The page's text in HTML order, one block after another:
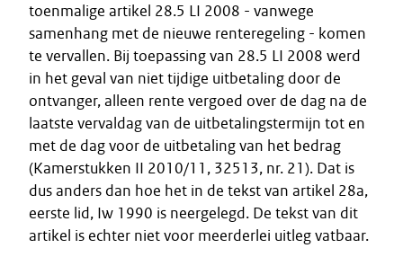
toenmalige artikel 28.5 LI 2008 - vanwege
samenhang met de nieuwe renteregeling - komen
te vervallen. Bij toepassing van 28.5 LI 2008 werd
in het geval van niet tijdige uitbetaling door de
ontvanger, alleen rente vergoed over de dag na de
laatste vervaldag van de uitbetalingstermijn tot en
met de dag voor de uitbetaling van het bedrag
(Kamerstukken II 2010/11, 32513, nr. 21). Dat is
dus anders dan hoe het in de tekst van artikel 28a,
eerste lid, Iw 1990 is neergelegd. De tekst van dit
artikel is echter niet voor meerderlei uitleg vatbaar.